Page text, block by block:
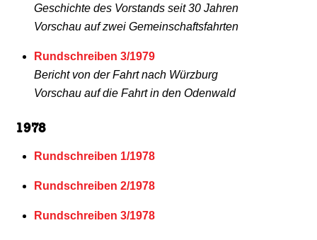
Geschichte des Vorstands seit 30 Jahren
Vorschau auf zwei Gemeinschaftsfahrten
Rundschreiben 3/1979
Bericht von der Fahrt nach Würzburg
Vorschau auf die Fahrt in den Odenwald
1978
Rundschreiben 1/1978
Rundschreiben 2/1978
Rundschreiben 3/1978